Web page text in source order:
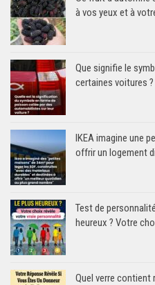
à vos yeux et à
Que signifie le
certaines voitures ?
IKEA imagine une
offrir un logement
Test de
heureux ? Votre
Quel verre contient